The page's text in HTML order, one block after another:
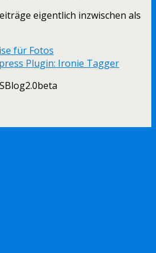
eigentlich inzwischen als
für Fotos
Plugin: Ironie Tagger